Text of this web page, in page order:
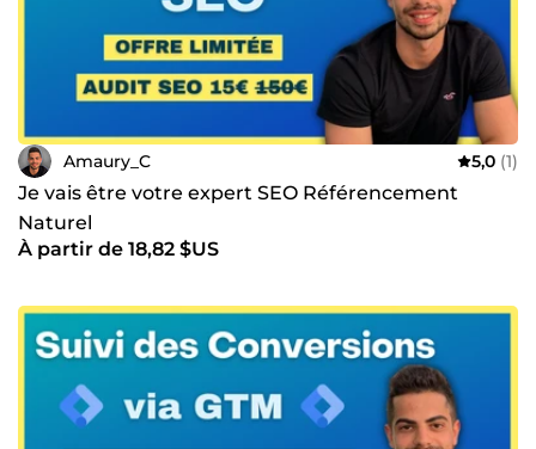
Amaury_C 5,0 (1)
Je vais être votre expert SEO Référencement
Naturel
À partir de 18,82 $US